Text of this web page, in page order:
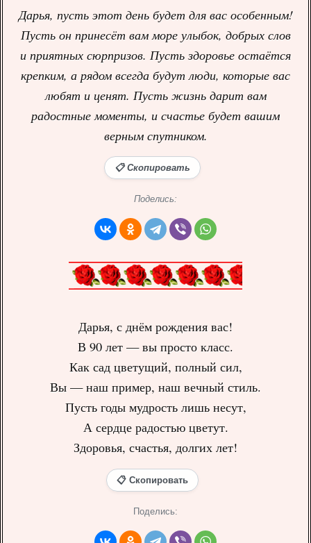
Дарья, пусть этот день будет для вас особенным!
Пусть он принесёт вам море улыбок, добрых слов
и приятных сюрпризов. Пусть здоровье остаётся
крепким, а рядом всегда будут люди, которые вас
любят и ценят. Пусть жизнь дарит вам
радостные моменты, и счастье будет вашим
верным спутником.
📋 Скопировать
Поделись:
Дарья, с днём рождения вас!
В 90 лет — вы просто класс.
Как сад цветущий, полный сил,
Вы — наш пример, наш вечный стиль.
Пусть годы мудрость лишь несут,
А сердце радостью цветут.
Здоровья, счастья, долгих лет!
📋 Скопировать
Поделись: